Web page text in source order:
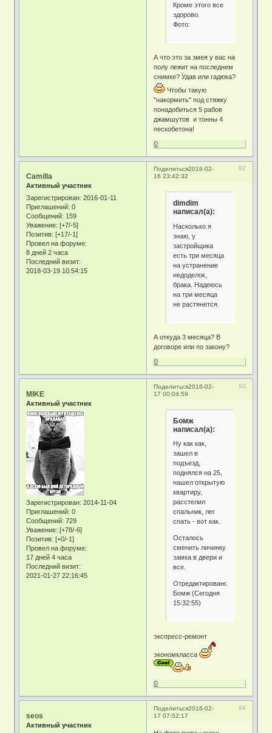
Кроме этого все
здорово.
Фото:
А что это за змея у вас на
полу лежит на последнем
снимке? Удав или гадюка?
Чтобы такую
"накормить" под стяжку
понадобиться 5 рабов
джамшутов и тонны 4
пескобетона!
0
Поделиться 92
2016-02-
16 23:42:32
Camilla
Активный участник
Зарегистрирован: 2016-01-11
Приглашений: 0
Сообщений: 159
Уважение: [+7/-5]
Позитив: [+17/-1]
Провел на форуме:
8 дней 2 часа
Последний визит:
2018-03-19 10:54:15
dimdim
написал(а):
Насколько я
знаю, у
застройщика
есть три месяца
на устранение
недоделок,
брака. Надеюсь
на три месяца
не растянется.
А откуда 3 месяца? В
договоре или по закону?
0
Поделиться 93
2016-02-
17 00:04:59
MIKE
Активный участник
Зарегистрирован: 2014-11-04
Приглашений: 0
Сообщений: 729
Уважение: [+78/-6]
Позитив: [+0/-1]
Провел на форуме:
17 дней 4 часа
Последний визит:
2021-01-27 22:16:45
Бомж
написал(а):
Ну как как,
зашел в
подъезд,
поднялся на 25,
нашел открытую
квартиру,
расстелил
спальник, лег
спать - вот как.
Осталось
сменить личинку
замка в двери и
все.
Отредактировано
Бомж (Сегодня
15:32:55)
экспресс-ремонт
экономкласса
0
Поделиться 94
2016-02-
17 07:52:17
seos
Активный участник